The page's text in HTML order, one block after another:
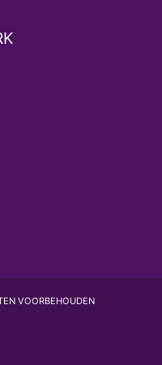
VOORBEHOUDEN